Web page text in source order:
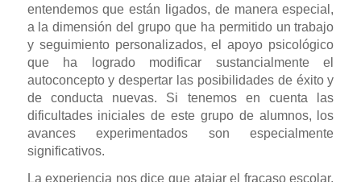
entendemos que están ligados, de manera especial,
a la dimensión del grupo que ha permitido un trabajo
y seguimiento personalizados, el apoyo psicológico
que ha logrado modificar sustancialmente el
autoconcepto y despertar las posibilidades de éxito y
de conducta nuevas. Si tenemos en cuenta las
dificultades iniciales de este grupo de alumnos, los
avances experimentados son especialmente
significativos.
La experiencia nos dice que atajar el fracaso escolar,